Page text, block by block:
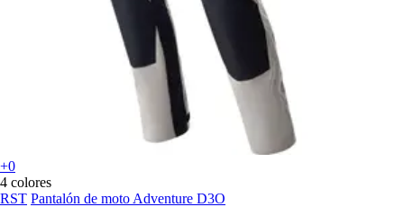
+0
4 colores
RST Pantalón de moto Adventure D3O